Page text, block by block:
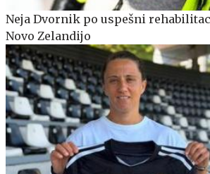
Neja Dvornik po uspešni
Novo Zelandijo